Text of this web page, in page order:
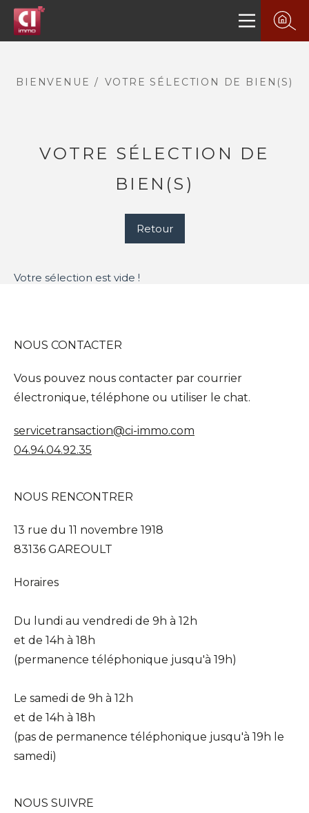
BIENVENUE VOTRE SÉLECTION DE BIEN(S)
VOTRE SÉLECTION DE
BIEN(S)
Votre sélection est vide !
NOUS CONTACTER
Vous pouvez nous contacter par courrier
électronique, téléphone ou utiliser le chat.
servicetransaction@ci-immo.com
04.94.04.92.35
NOUS RENCONTRER
13 rue du 11 novembre 1918
83136 GAREOULT
Horaires
Du lundi au vendredi de 9h à 12h
et de 14h à 18h
(permanence téléphonique jusqu'à 19h)
Le samedi de 9h à 12h
et de 14h à 18h
(pas de permanence téléphonique jusqu'à 19h le
samedi)
NOUS SUIVRE
PLUS DE 20 ANS D'EXPÉRIENCE
DANS L'IMMOBILIER.
L'AGENCE CI-IMMO
L'agence
Nos collaborateurs
Devenez mandataires
Politique de confidentialités
Nous contacter
Bienvenue
Acheter
Louer
NOS SERVICES
Acheter un parking
Acheter un commerce
Acheter des bureaux
Estimer votre bien
Vendre votre bien
Louer un appartement
Louer un commerce